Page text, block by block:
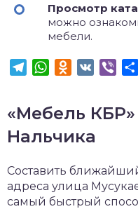
Просмотр
можно
мебели.
TelegramWhatsApp
VK
«Мебель КБР»
Нальчика
Составить
адреса улица
самый быстрый